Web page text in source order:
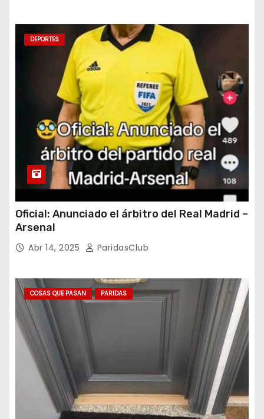
DEPORTES
Oficial: Anunciado el árbitro del Real Madrid –
Arsenal
Abr 14, 2025 ParidasClub
COSAS QUE PASAN PARIDAS